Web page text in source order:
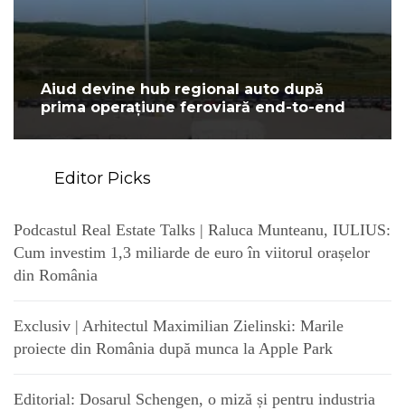
Aiud devine hub regional auto după
prima operațiune feroviară end-to-end
Editor Picks
Podcastul Real Estate Talks | Raluca Munteanu, IULIUS:
Cum investim 1,3 miliarde de euro în viitorul orașelor
din România
Exclusiv | Arhitectul Maximilian Zielinski: Marile
proiecte din România după munca la Apple Park
Editorial: Dosarul Schengen, o miză și pentru industria